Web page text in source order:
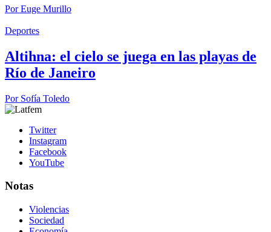
PorEuge Murillo
Deportes
Altihna: el cielo se juega en las playas de
Río de Janeiro
Por Sofía Toledo
Twitter
Instagram
Facebook
YouTube
Notas
Violencias
Sociedad